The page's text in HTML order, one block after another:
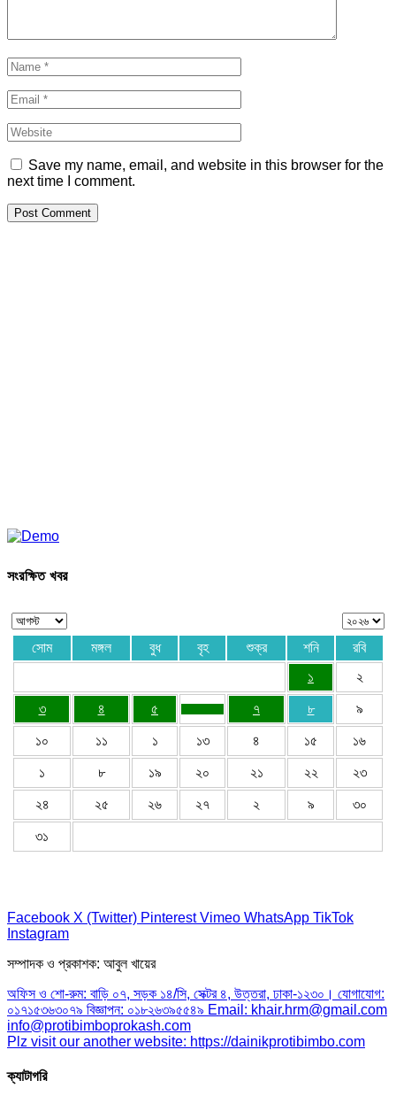
Save my name, email, and website in this browser for the
next time I comment.
সংরক্ষিত খবর
সোম মঙ্গল বুধ বৃহ শুক্র শনি
রবি
১
২
৩ ৪ ৫ ৭ ৮ ৯
১০ ১১ ১ ১৩ ৪ ১৫ ১৬
১ ৮ ১৯ ২০ ২১ ২২ ২৩
২৪ ২৫ ২৬ ২৭ ২ ৯ ৩০
৩১
Facebook X (Twitter) Pinterest Vimeo WhatsApp TikTok
Instagram
সম্পাদক ও প্রকাশক: আবুল খায়ের
অফিস ও শো-রুম: বাড়ি ০৭, সড়ক ১৪/সি, সেক্টর ৪, উত্তরা, ঢাকা-১২৩০। যোগাযোগ:
০১৭১৫৩৬৩০৭৯ বিজ্ঞাপন: ০১৮২৬৩৯৫৫৪৯ Email: khair.hrm@gmail.com
info@protibimboprokash.com
Plz visit our another website: https://dainikprotibimbo.com
ক্যাটাগরি